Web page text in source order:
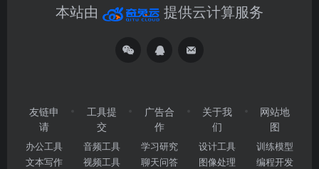
本站由 提供云计算服务
友链申
请
办公工具
文本写作
工具提
交
音频工具
视频工具
广告合
作
学习研究
聊天问答
关于我
们
设计工具
图像处理
网站地
图
训练模型
编程开发